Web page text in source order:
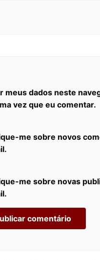
meus dados neste
vez que eu comentar.
me sobre novos
me sobre novas